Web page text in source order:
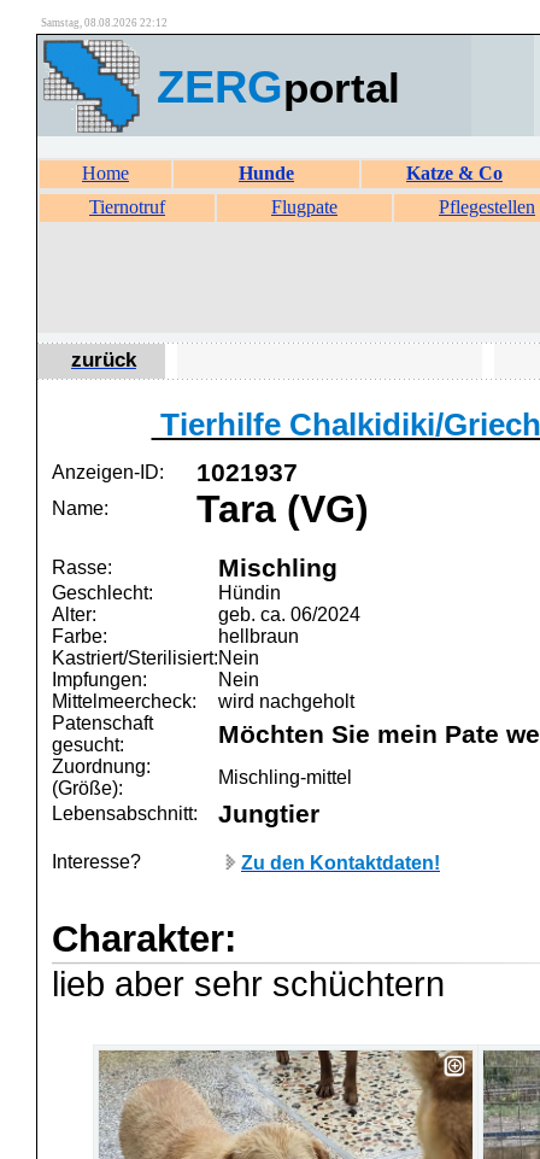
Samstag, 08.08.2026 22:12
ZERGportal
Home Hunde
Katze & Co
Tiernotruf
Flugpate Pflegestellen
zurück
Tierhilfe Chalkidiki/
Anzeigen-ID: 1021937
Name: Tara (VG)
Rasse: Mischling
Geschlecht:
Hündin
Alter:
geb. ca. 06/2024
Farbe:
hellbraun
Kastriert/Sterilisiert:Nein
Impfungen:
Nein
Mittelmeercheck:
wird nachgeholt
Patenschaft
gesucht:
Möchten Sie mein Pate
Zuordnung:
(Größe):
Mischling-mittel
Lebensabschnitt:
Jungtier
Interesse? Zu den Kontaktdaten!
Charakter:
lieb aber sehr schüchtern